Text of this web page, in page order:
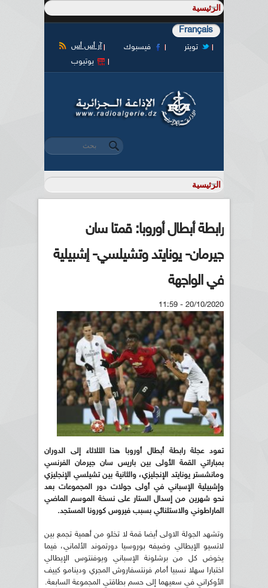
Français
آر أس أس فيسبوك
تويتر
يوتيوب
استمارة البحث
‏بحث ‏
رابطة أبطال أوروبا: قمتا سان
جيرمان- يونايتد وتشيلسي- إشبيلية
في الواجهة
20/10/2020 - 11:59
تعود عجلة رابطة أبطال أوروبا هذا الثلاثاء إلى الدوران
بمباراتي القمة الأولى بين باريس سان جيرمان الفرنسي
ومانشستر يونايتد الإنجليزي، والثانية بين تشيلسي الإنجليزي
وإشبيلية الإسباني في أولى جولات دور المجموعات بعد
نحو شهرين من إسدال الستار على نسخة الموسم الماضي
الماراطوني والاستثنائي بسبب فيروس كورونا المستجد.
وتشهد الجولة الاولى أيضا قمة لا تخلو من أهمية تجمع بين
لاتسيو الإيطالي وضيفه بوروسيا دورتموند الألماني، فيما
يخوض كل من برشلونة الإسباني ويوفنتوس الإيطالي
اختبارا سهلا نسبيا أمام فرنتسفاروش المجري ودينامو كييف
الأوكراني في سعيهما إلى حسم بطاقتي المجموعة السابعة.